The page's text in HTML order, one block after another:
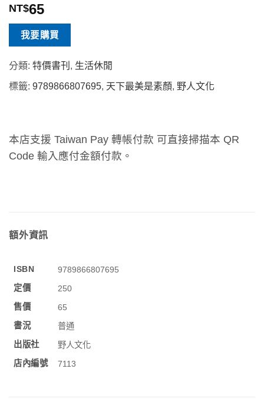
NT$65
我要購買
分類: 特價書刊 , 生活休閒
標籤: 9789866807695, 天下最美是素顏, 野人文化
本店支援 Taiwan Pay 轉帳付款 可直接掃描本 QR
Code 輸入應付金額付款。
額外資訊
ISBN
9789866807695
定價
250
售價
65
書況
普通
出版社
野人文化
店內編號
7113